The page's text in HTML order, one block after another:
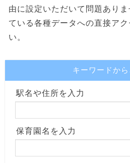
由に設定いただいて問題あり
ている各種データへの直接ア
い。
キーワードか
駅名や住所を入力
保育園名を入力